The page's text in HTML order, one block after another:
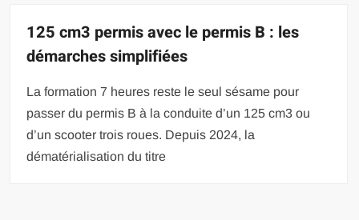
125 cm3 permis avec le permis B : les
démarches simplifiées
La formation 7 heures reste le seul sésame pour
passer du permis B à la conduite d’un 125 cm3 ou
d’un scooter trois roues. Depuis 2024, la
dématérialisation du titre